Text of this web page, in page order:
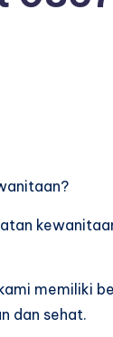
memiliki
dan sehat.